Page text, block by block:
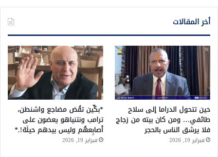
أخر المقالات
حين تتحول الدراما إلى سلاح
طائفي… ومن كان بيته من زجاج
فلا يرشق الناس بالحجر
فبراير 19, 2026
*بكِّين تقُض مضاجع واشنطن،
ترامب ونتنياهو يعضون على
أصابِعهُم وليس بيدهم حيلَة!.*
فبراير 19, 2026